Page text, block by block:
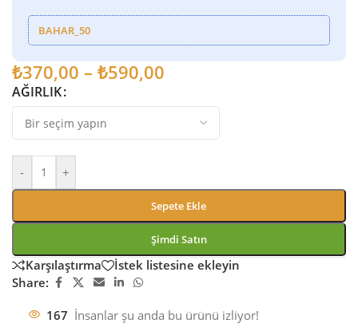
BAHAR_50
₺370,00 – ₺590,00
AĞIRLIK
- +
Sepete Ekle
Şimdi Satın
Karşılaştırma
İstek listesine ekleyin
Share:
167 İnsanlar şu anda bu ürünü izliyor!